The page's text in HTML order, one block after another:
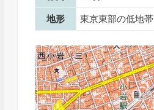
地形 東京東部の低地帯